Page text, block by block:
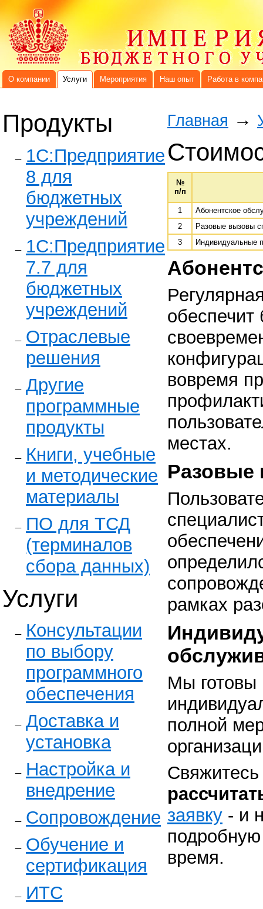
О компании Услуги Мероприятия Наш опыт Работа в
Продукты
1C:Предприятие
8 для
бюджетных
учреждений
1С:Предприятие
7.7 для
бюджетных
учреждений
Отраслевые
решения
Другие
программные
продукты
Книги, учебные
и методические
материалы
ПО для ТСД
(терминалов
сбора данных)
Услуги
Консультации
по выбору
программного
обеспечения
Доставка и
установка
Настройка и
внедрение
Сопровождение
Обучение и
сертификация
ИТС
Главная →
№
п/п
1
Абонентское
2
Разовые вызовы
3
Индивидуальные
вовремя
местах.
Разовые
рамках
Мы готовы
полной
заявку - и
время.